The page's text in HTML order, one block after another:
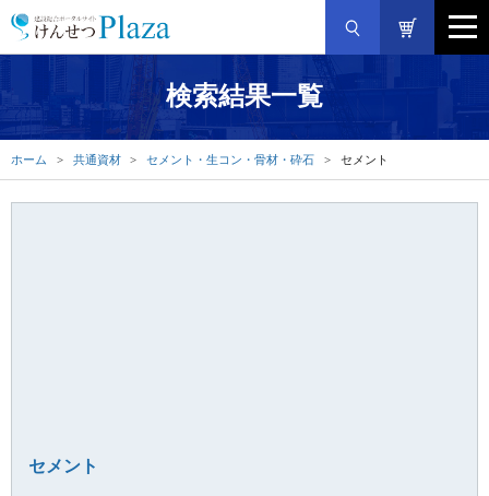
検索結果一覧
ホーム 共通資材 セメント・生コン・骨材・砕石 セメント
セメント